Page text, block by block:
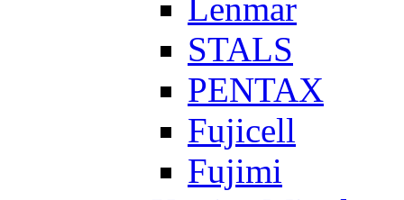
Lenmar
STALS
PENTAX
Fujicell
Fujimi